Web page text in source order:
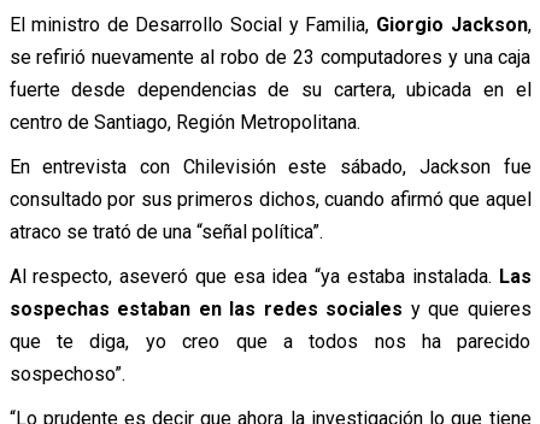
El ministro de Desarrollo Social y Familia, Giorgio Jackson,
se refirió nuevamente al robo de 23 computadores y una caja
fuerte desde dependencias de su cartera, ubicada en el
centro de Santiago, Región Metropolitana.
En entrevista con Chilevisión este sábado, Jackson fue
consultado por sus primeros dichos, cuando afirmó que aquel
atraco se trató de una “señal política”.
Al respecto, aseveró que esa idea “ya estaba instalada. Las
sospechas estaban en las redes sociales y que quieres
que te diga, yo creo que a todos nos ha parecido
sospechoso”.
“Lo prudente es decir que ahora la investigación lo que tiene